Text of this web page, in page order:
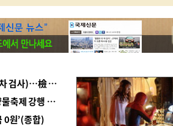
■ 검사 신분 버리고 직급하향(10년 이하 저연차 검사)…檢 중수청행 기피
■ 지역 상권도 말라죽을 판이라…가뭄 속 밀양물축제 강행 논란
0원’(종합)